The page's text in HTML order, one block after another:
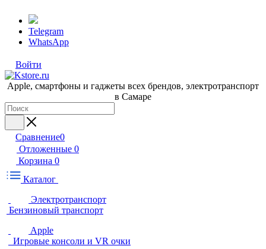
Telegram
WhatsApp
Войти
Apple, cмартфоны и гаджеты всех брендов, электротранспорт
в Самаре
Сравнение0
Отложенные 0
Корзина 0
Каталог
Электротранспорт
Бензиновый транспорт
Apple
Игровые консоли и VR очки